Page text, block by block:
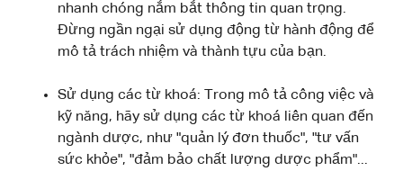
nhanh chóng nắm bắt thông tin quan trọng.
Đừng ngần ngại sử dụng động từ hành động để
mô tả trách nhiệm và thành tựu của bạn.
Sử dụng các từ khoá: Trong mô tả công việc và
kỹ năng, hãy sử dụng các từ khoá liên quan đến
ngành dược, như "quản lý đơn thuốc", "tư vấn
sức khỏe", "đảm bảo chất lượng dược phẩm"...